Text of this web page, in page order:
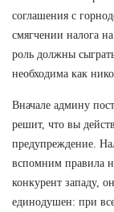
соглашения с
смягчении налога
роль должны
необходима как
Вначале админу
решит, что вы
предупреждение.
вспомним правила
конкурент западу,
единодушен: при